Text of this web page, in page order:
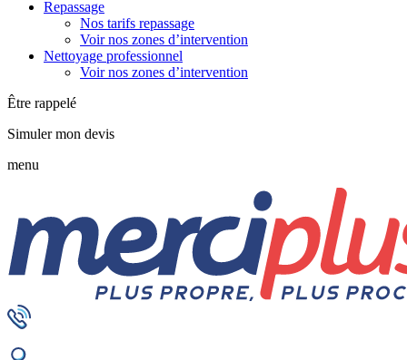
Repassage
Nos tarifs repassage
Voir nos zones d’intervention
Nettoyage professionnel
Voir nos zones d’intervention
Être rappelé
Simuler mon devis
menu